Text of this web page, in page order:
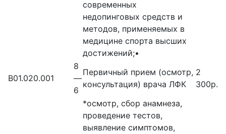
современных
недопинговых средств и
методов, применяемых в
медицине спорта высших
достижений;•
В01.020.001
8
—
6
Первичный прием (осмотр,
консультация) врача ЛФК
2
300р.
*осмотр, сбор анамнеза,
проведение тестов,
выявление симптомов,